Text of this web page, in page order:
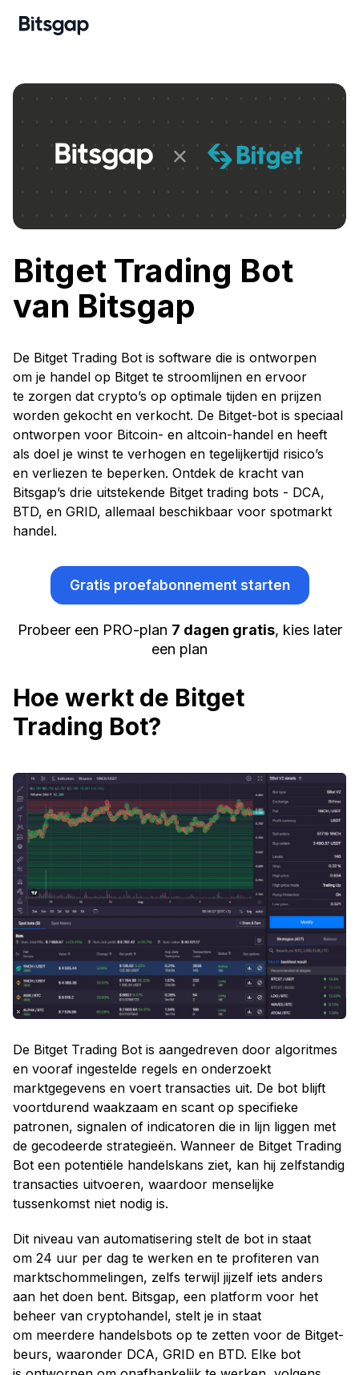
Bitget Trading Bot
van Bitsgap
De Bitget Trading Bot is software die is ontworpen
om je handel op Bitget te stroomlijnen en ervoor
te zorgen dat crypto’s op optimale tijden en prijzen
worden gekocht en verkocht. De Bitget-bot is speciaal
ontworpen voor Bitcoin- en altcoin-handel en heeft
als doel je winst te verhogen en tegelijkertijd risico’s
en verliezen te beperken. Ontdek de kracht van
Bitsgap’s drie uitstekende Bitget trading bots - DCA,
BTD, en GRID, allemaal beschikbaar voor spotmarkt
handel.
Gratis proefabonnement starten
Probeer een PRO-plan 7 dagen gratis, kies later
een plan
Hoe werkt de Bitget
Trading Bot?
De Bitget Trading Bot is aangedreven door algoritmes
en vooraf ingestelde regels en onderzoekt
marktgegevens en voert transacties uit. De bot blijft
voortdurend waakzaam en scant op specifieke
patronen, signalen of indicatoren die in lijn liggen met
de gecodeerde strategieën. Wanneer de Bitget Trading
Bot een potentiële handelskans ziet, kan hij zelfstandig
transacties uitvoeren, waardoor menselijke
tussenkomst niet nodig is.
Dit niveau van automatisering stelt de bot in staat
om 24 uur per dag te werken en te profiteren van
marktschommelingen, zelfs terwijl jijzelf iets anders
aan het doen bent. Bitsgap, een platform voor het
beheer van cryptohandel, stelt je in staat
om meerdere handelsbots op te zetten voor de Bitget-
beurs, waaronder DCA, GRID en BTD. Elke bot